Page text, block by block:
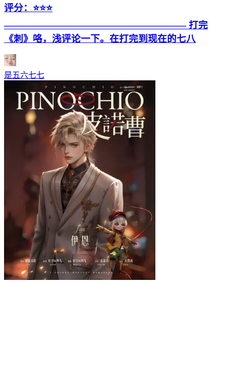
评分：⭐⭐⭐
——————————————————— 打完
《刺》咯，浅评论一下。在打完到现在的七八
是五六七七